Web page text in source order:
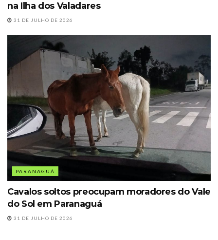
na Ilha dos Valadares
31 DE JULHO DE 2026
PARANAGUÁ
Cavalos soltos preocupam moradores do Vale
do Sol em Paranaguá
31 DE JULHO DE 2026